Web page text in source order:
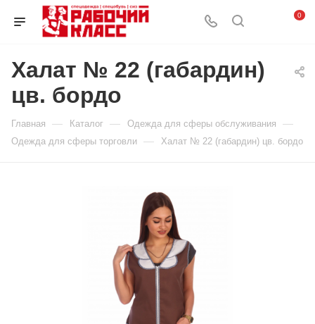
0
Халат № 22 (габардин)
цв. бордо
Главная — Каталог — Одежда для сферы обслуживания —
Одежда для сферы торговли — Халат № 22 (габардин) цв. бордо